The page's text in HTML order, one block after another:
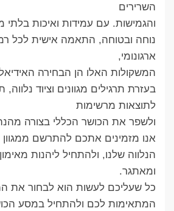
השרירים
והגמישות. עם עמידות ואיכות
נוחה ובטוחה, התאמה אישית לכל
ארגונומי,
המשקולות האלו הן הבחירה
בעזרת תרגילים מגוונים וציוד נלווה,
לתוצאות מרשימות
ולשפר את הכושר הכללי בצורה
אנו מזמינים אתכם להתרשם ממגוון
הנלווה שלנו, ולהתחיל ליהנות
ומאתגר.
כל שעליכם לעשות הוא לבחור את
המתאימות לכם ולהתחיל במסע